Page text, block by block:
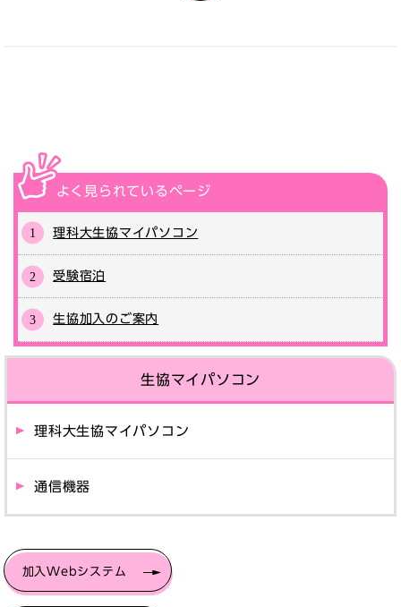
生協マイパソコン
理科大生協マイパソコン
通信機器
加入Webシステム
よく見られている ページ
理科大生協マイパソコン
受験宿泊
生協加入のご案内